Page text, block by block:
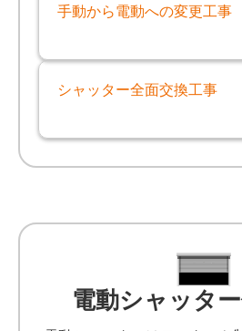
手動から電動への変更工事
シャッター全面交換工事
電動シャッタ